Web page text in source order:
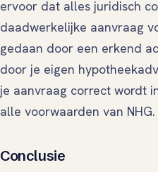
ervoor dat alles juridisch
daadwerkelijke aanvraag
gedaan door een erkend
door je eigen
je aanvraag correct wordt
alle voorwaarden van NHG.
Conclusie